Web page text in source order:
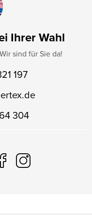
Ihrer Wahl
sind für Sie da!
197
304